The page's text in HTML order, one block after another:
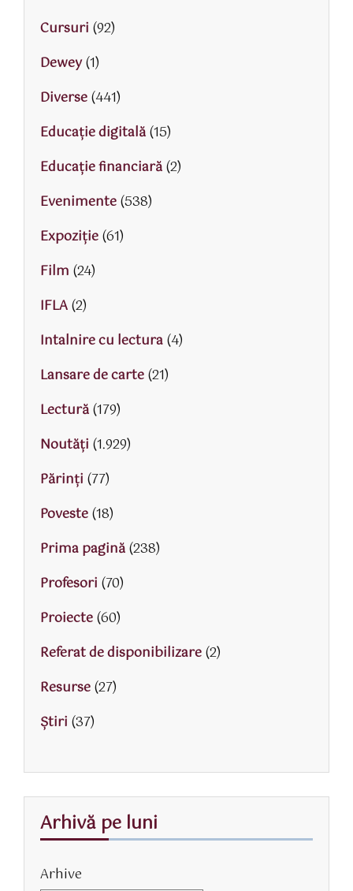
Cursuri (92)
Dewey(1)
Diverse(441)
Educaţie digitală(15)
Educaţie financiară(2)
Evenimente(538)
Expoziție(61)
Film (24)
IFLA(2)
Intalnire cu lectura(4)
Lansare de carte(21)
Lectură(179)
Noutăți (1.929)
Părinţi (77)
Poveste(18)
Prima pagină(238)
Profesori (70)
Proiecte(60)
Referat de disponibilizare(2)
Resurse(27)
Știri (37)
Arhivă pe luni
Arhive